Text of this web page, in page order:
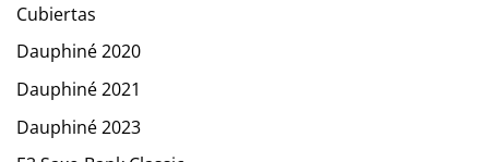
Cubiertas
Dauphiné 2020
Dauphiné 2021
Dauphiné 2023